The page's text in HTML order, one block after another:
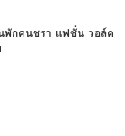
กคนชรา แฟชั่น วอล์ค